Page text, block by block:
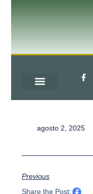
agosto 2, 2025
Previous
Share the Post: